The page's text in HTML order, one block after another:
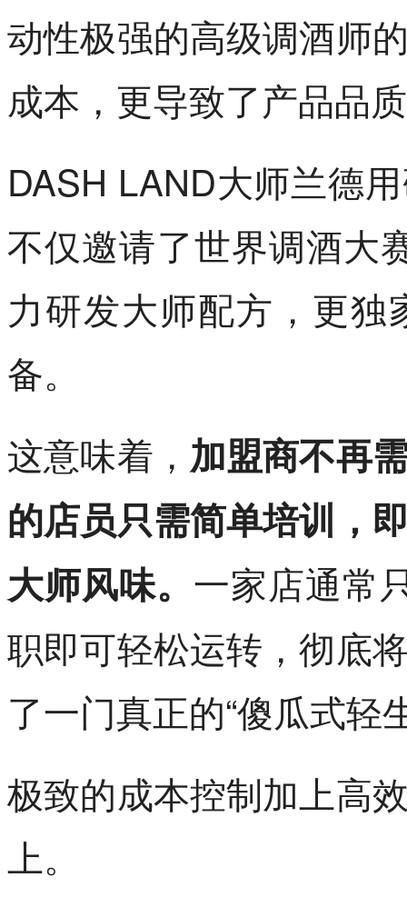
动性极强的高级调酒师
成本，更导致了产品品
DASH LAND大师兰德
不仅邀请了世界调酒大
力研发大师配方，更
备。
这意味着， 加盟商不再
的店员只需简单培训，
大师风味。 一家店通常
职即可轻松运转，彻底
了一门真正的“傻瓜式轻
极致的成本控制加上高
上。